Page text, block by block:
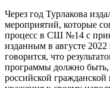
Через год Турлакова
мероприятий, которые
процесс в СШ №14 с
изданным в августе
говорится, что
программы должно быть,
российской